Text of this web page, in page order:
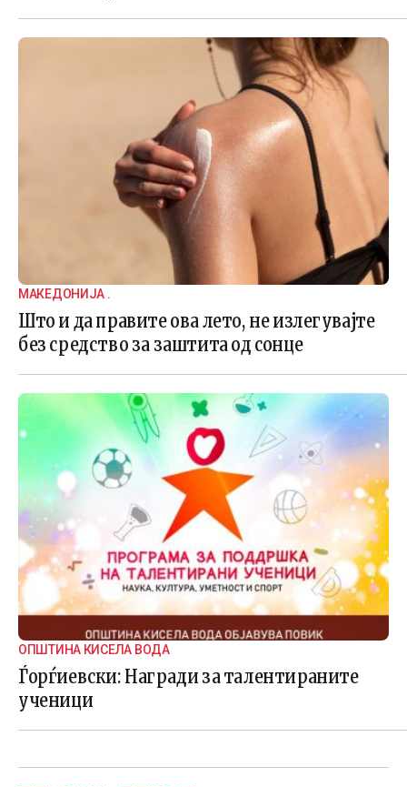
МАКЕДОНИЈА .
Што и да правите ова лето, не излегувајте
без средство за заштита од сонце
ОПШТИНА КИСЕЛА ВОДА
Ѓорѓиевски: Награди за талентираните
ученици